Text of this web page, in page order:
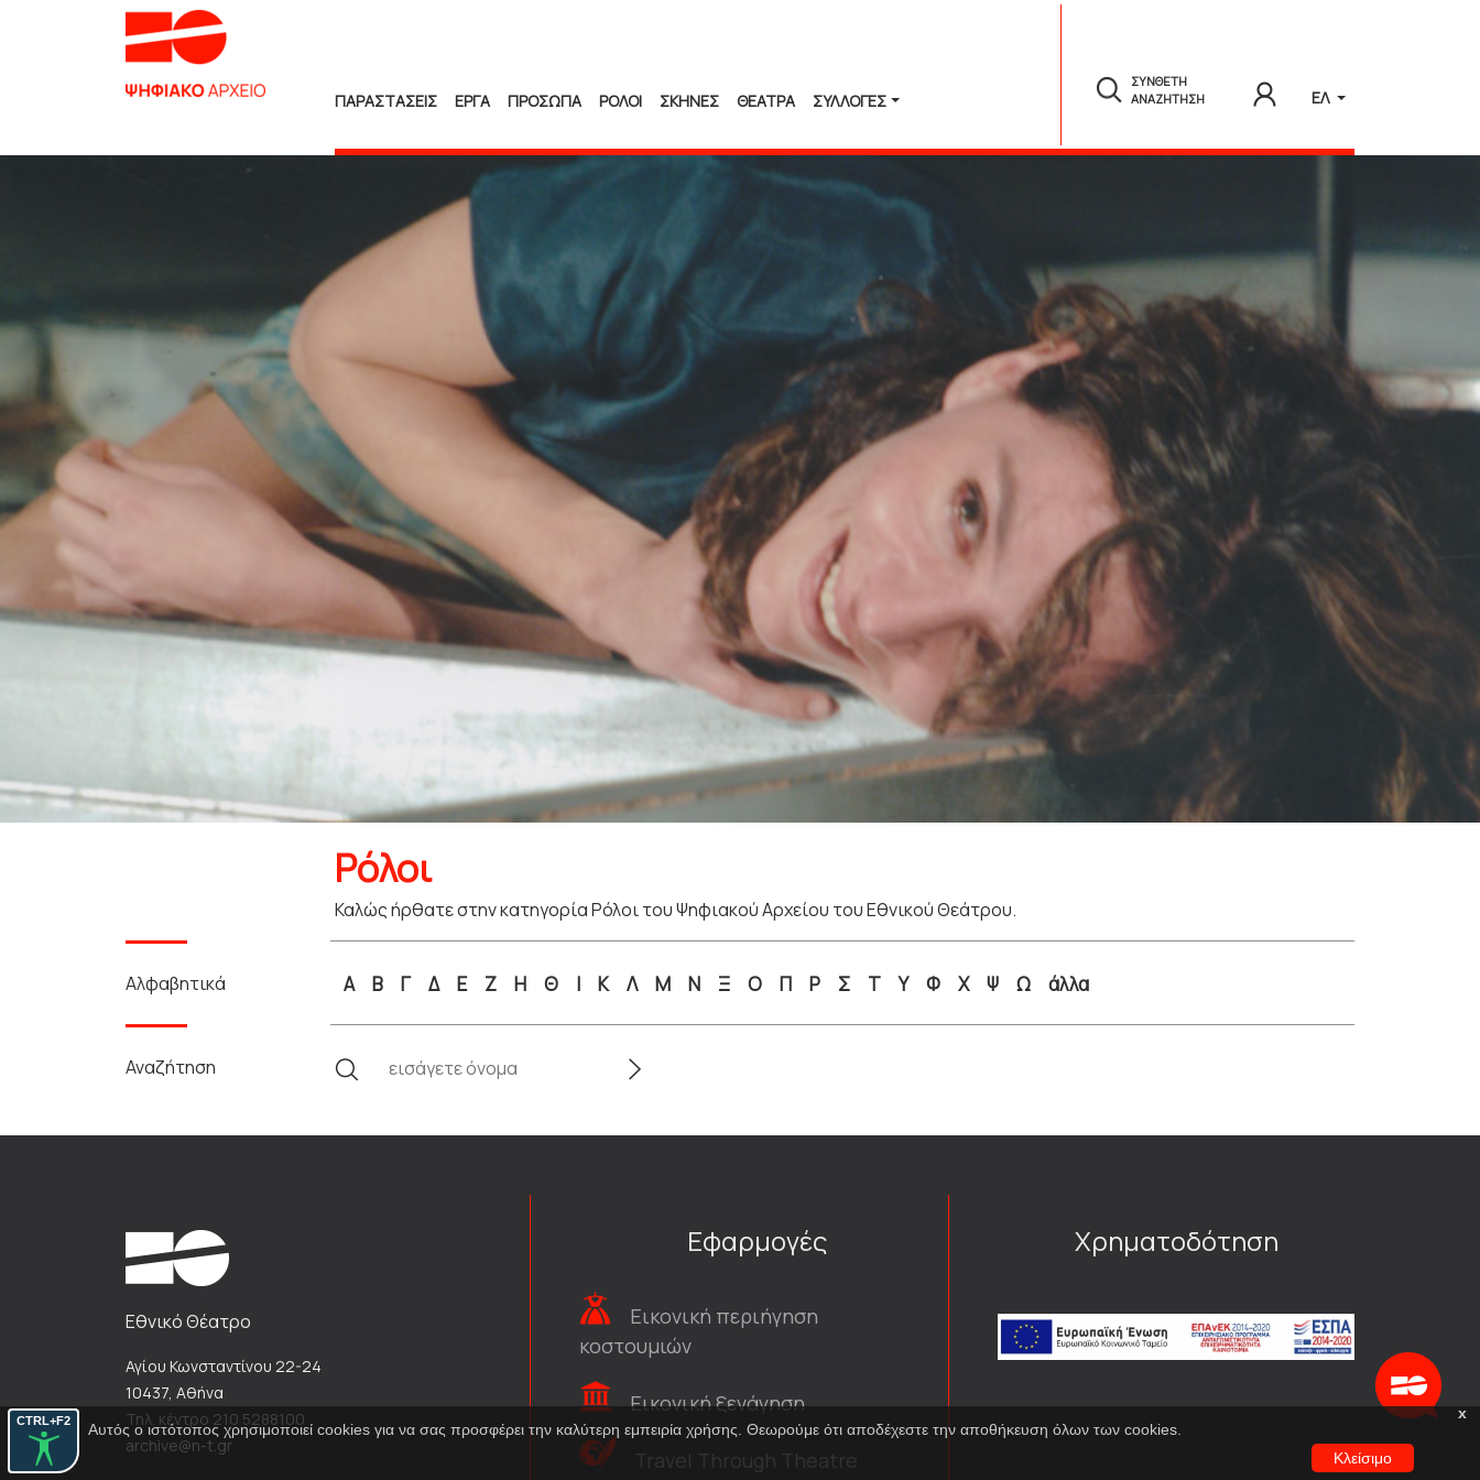
CTRL+F2
ΠΑΡΑΣΤΑΣΕΙΣ ΕΡΓΑ ΠΡΟΣΩΠΑ ΡΟΛΟΙ ΣΚΗΝΕΣ ΘΕΑΤΡΑ ΣΥΛΛΟΓΈΣ
ΣΥΝΘΕΤΗ
ΑΝΑΖΗΤΗΣΗ
ΕΛ
Ρόλοι
Καλώς ήρθατε στην κατηγορία Ρόλοι του Ψηφιακού Αρχείου του Εθνικού Θεάτρου.
Αλφαβητικά Α Β Γ Δ Ε Ζ Η Θ Ι Κ Λ Μ Ν Ξ Ο Π Ρ Σ Τ Υ Φ Χ Ψ Ω άλλα
Αναζήτηση
x
Αυτός ο ιστότοπος χρησιμοποιεί cookies για να σας προσφέρει την καλύτερη εμπειρία χρήσης. Θεωρούμε ότι αποδέχεστε την αποθήκευση όλων των cookies.
Κλείσιμο
Εθνικό Θέατρο
Αγίου Κωνσταντίνου 22-24
10437, Αθήνα
Τηλ. κέντρο 210 5288100
archive@n-t.gr
Εφαρμογές
Εικονική περιήγηση
κοστουμιών
Εικονική ξενάγηση
Travel Through Theatre
Χρηματοδότηση